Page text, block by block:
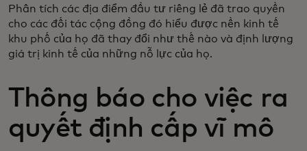
Phân tích các địa điểm đầu tư riêng lẻ đã trao quyền
cho các đối tác cộng đồng đó hiểu được nền kinh tế
khu phố của họ đã thay đổi như thế nào và định lượng
giá trị kinh tế của những nỗ lực của họ.
Thông báo cho việc ra
quyết định cấp vĩ mô